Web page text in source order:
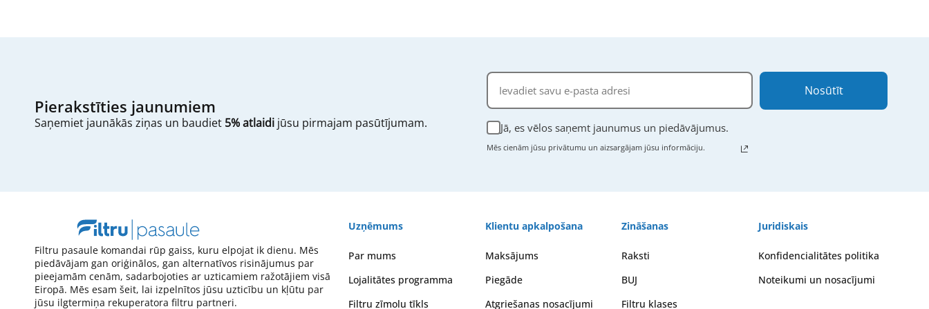
Pierakstīties jaunumiem
Saņemiet jaunākās ziņas un baudiet 5% atlaidi jūsu pirmajam pasūtījumam. Jā, es vēlos saņemt jaunumus un piedāvājumus.
Mēs cienām jūsu privātumu un aizsargājam jūsu informāciju.
Nosūtīt
Filtru pasaule komandai rūp gaiss, kuru elpojat ik dienu. Mēs
piedāvājam gan oriģinālos, gan alternatīvos risinājumus par
pieejamām cenām, sadarbojoties ar uzticamiem ražotājiem visā
Eiropā. Mēs esam šeit, lai izpelnītos jūsu uzticību un kļūtu par
jūsu ilgtermiņa rekuperatora filtru partneri.
Uzņēmums
Par mums
Lojalitātes programma
Filtru zīmolu tīkls
Klientu apkalpošana
Maksājums
Piegāde
Atgriešanas nosacījumi
Zināšanas
Raksti
BUJ
Filtru klases
Juridiskais
Konfidencialitātes politika
Noteikumi un nosacījumi